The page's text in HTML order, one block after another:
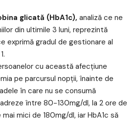
glicată (HbA1c), analiză ce ne
din ultimile 3 luni, reprezintă
exprimă gradul de gestionare al
cu această afecțiune
pe parcursul nopții, înainte de
în care nu se consumă
între 80-130mg/dl, la 2 ore de
mici de 180mg/dl, iar HbA1c să